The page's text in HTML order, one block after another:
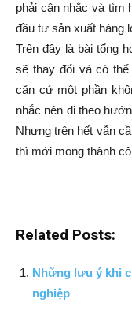
phải cân nhắc và tìm
đầu tư sản xuất hàng
Trên đây là bài tổng
sẽ thay đổi và có
căn cứ một phần
nhắc nên đi theo
Nhưng trên hết vẫn
thì mới mong thành
Related Posts:
Những lưu ý khi
nghiệp